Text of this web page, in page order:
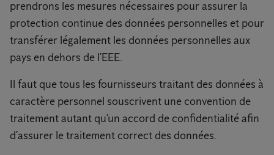
prendrons les mesures nécessaires pour assurer la
protection continue des données personnelles et pour
transférer légalement les données personnelles aux
pays en dehors de l’EEE.
Il faut que tous les fournisseurs traitant des données à
caractère personnel souscrivent une convention de
traitement autant qu’un accord de confidentialité afin
d’assurer le traitement correct des données.